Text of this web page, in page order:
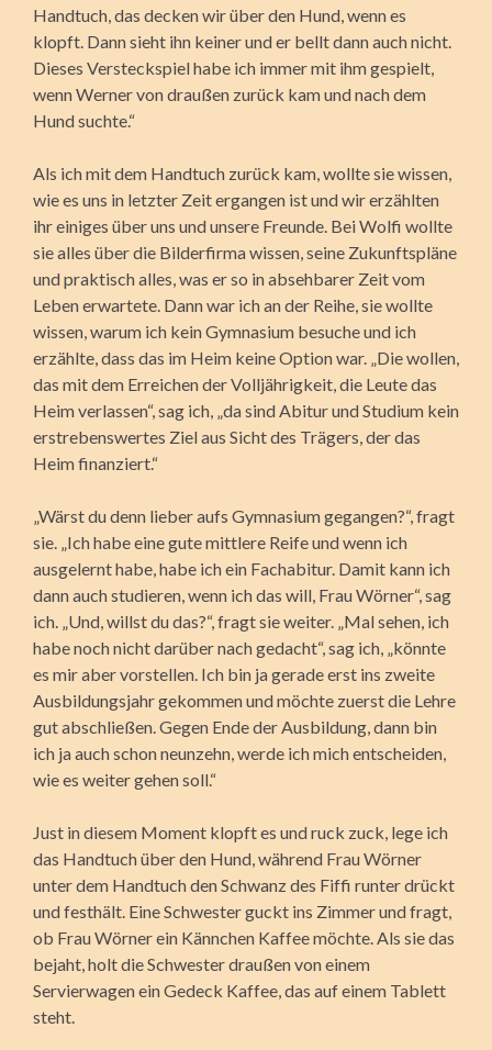
Handtuch, das decken wir über den Hund, wenn es
klopft. Dann sieht ihn keiner und er bellt dann auch nicht.
Dieses Versteckspiel habe ich immer mit ihm gespielt,
wenn Werner von draußen zurück kam und nach dem
Hund suchte.“
Als ich mit dem Handtuch zurück kam, wollte sie wissen,
wie es uns in letzter Zeit ergangen ist und wir erzählten
ihr einiges über uns und unsere Freunde. Bei Wolfi wollte
sie alles über die Bilderfirma wissen, seine Zukunftspläne
und praktisch alles, was er so in absehbarer Zeit vom
Leben erwartete. Dann war ich an der Reihe, sie wollte
wissen, warum ich kein Gymnasium besuche und ich
erzählte, dass das im Heim keine Option war. „Die wollen,
das mit dem Erreichen der Volljährigkeit, die Leute das
Heim verlassen“, sag ich, „da sind Abitur und Studium kein
erstrebenswertes Ziel aus Sicht des Trägers, der das
Heim finanziert.“
„Wärst du denn lieber aufs Gymnasium gegangen?“, fragt
sie. „Ich habe eine gute mittlere Reife und wenn ich
ausgelernt habe, habe ich ein Fachabitur. Damit kann ich
dann auch studieren, wenn ich das will, Frau Wörner“, sag
ich. „Und, willst du das?“, fragt sie weiter. „Mal sehen, ich
habe noch nicht darüber nach gedacht“, sag ich, „könnte
es mir aber vorstellen. Ich bin ja gerade erst ins zweite
Ausbildungsjahr gekommen und möchte zuerst die Lehre
gut abschließen. Gegen Ende der Ausbildung, dann bin
ich ja auch schon neunzehn, werde ich mich entscheiden,
wie es weiter gehen soll.“
Just in diesem Moment klopft es und ruck zuck, lege ich
das Handtuch über den Hund, während Frau Wörner
unter dem Handtuch den Schwanz des Fiffi runter drückt
und festhält. Eine Schwester guckt ins Zimmer und fragt,
ob Frau Wörner ein Kännchen Kaffee möchte. Als sie das
bejaht, holt die Schwester draußen von einem
Servierwagen ein Gedeck Kaffee, das auf einem Tablett
steht.